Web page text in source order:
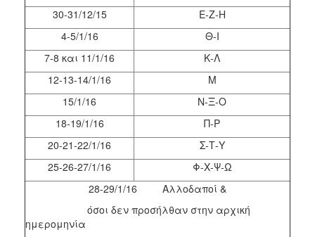
30-31/12/15
Ε-Ζ-Η
4-5/1/16
Θ-Ι
7-8 και 11/1/16
Κ-Λ
12-13-14/1/16
Μ
15/1/16
Ν-Ξ-Ο
18-19/1/16
Π-Ρ
20-21-22/1/16
Σ-Τ-Υ
25-26-27/1/16
Φ-Χ-Ψ-Ω
28-29/1/16 Αλλοδαποί &
όσοι δεν προσήλθαν στην αρχική
ημερομηνία